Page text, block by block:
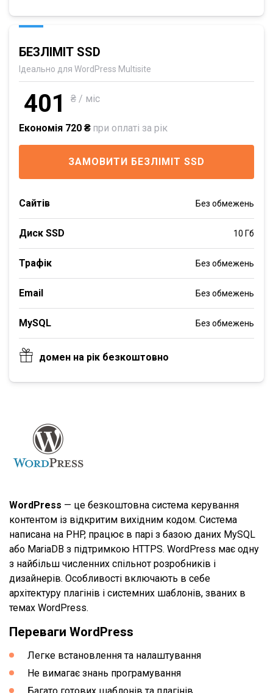
БЕЗЛІМІТ SSD
Ідеально для WordPress Multisite
401 ₴ / міс
Економія 720 ₴ при оплаті за рік
ЗАМОВИТИ БЕЗЛІМІТ SSD
Сайтів Без обмежень
Диск SSD 10 Гб
Трафік Без обмежень
Email Без обмежень
MySQL Без обмежень
домен на рік безкоштовно
WordPress — це безкоштовна система керування
контентом із відкритим вихідним кодом. Система
написана на PHP, працює в парі з базою даних MySQL
або MariaDB з підтримкою HTTPS. WordPress має одну
з найбільш численних спільнот розробників і
дизайнерів. Особливості включають в себе
архітектуру плагінів і системних шаблонів, званих в
темах WordPress.
Переваги WordPress
Легке встановлення та налаштування
Не вимагає знань програмування